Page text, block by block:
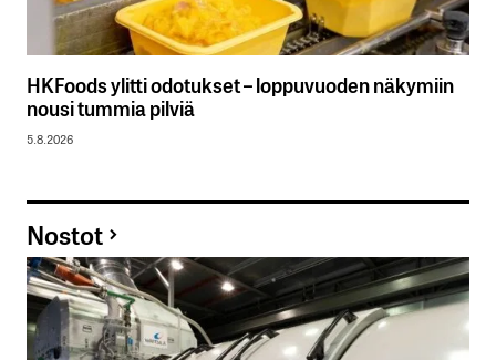
HKFoods ylitti odotukset – loppuvuoden näkymiin
nousi tummia pilviä
5.8.2026
Nostot